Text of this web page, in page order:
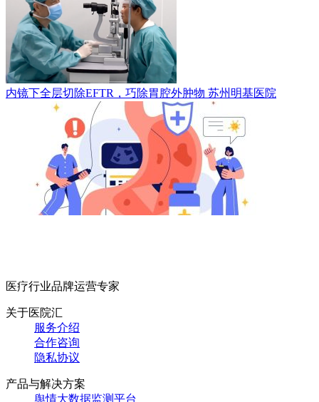
内镜下全层切除EFTR，巧除胃腔外肿物 苏州明基医院
医疗行业品牌运营专家
关于医院汇
服务介绍
合作咨询
隐私协议
产品与解决方案
舆情大数据监测平台